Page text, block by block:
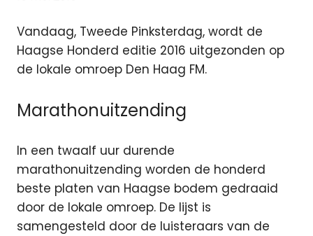
Vandaag, Tweede Pinksterdag, wordt de
Haagse Honderd editie 2016 uitgezonden op
de lokale omroep Den Haag FM.
Marathonuitzending
In een twaalf uur durende
marathonuitzending worden de honderd
beste platen van Haagse bodem gedraaid
door de lokale omroep. De lijst is
samengesteld door de luisteraars van de